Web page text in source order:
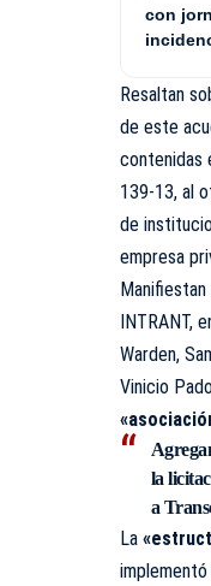
con
Resaltan
de este
contenidas
139-13, al
de
empresa
INTRANT,
Warden,
Vinicio
la
a
La